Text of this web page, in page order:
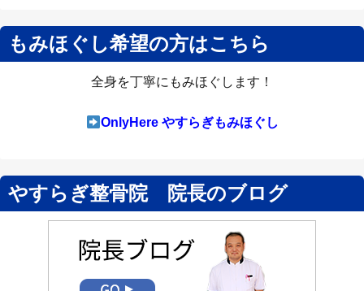
もみほぐし希望の方はこちら
全身を丁寧にもみほぐします！
OnlyHere やすらぎもみほぐし
やすらぎ整骨院 院長のブログ